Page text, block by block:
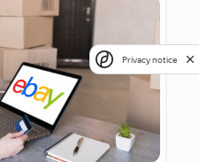
Privacy notice